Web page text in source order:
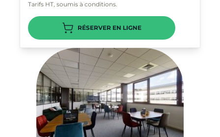
Tarifs HT, soumis à conditions.
RÉSERVER EN LIGNE